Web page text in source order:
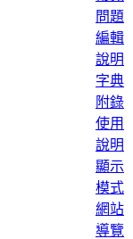
問題
編輯
說明
字典
附錄
使用
說明
顯示
模式
網站
導覽